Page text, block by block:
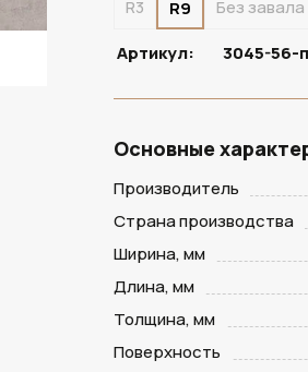
R3
R9
Без завала
Артикул:
3045-56-
Основные
Производитель
Страна производства
Ширина, мм
Длина, мм
Толщина, мм
Поверхность